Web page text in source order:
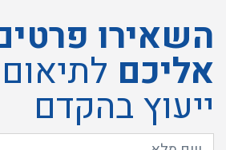
השאירו
אליכם
ייעוץ בהקדם